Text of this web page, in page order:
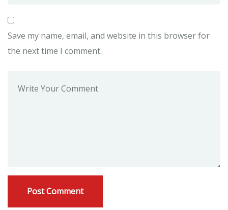
Save my name, email, and website in this browser for
the next time I comment.